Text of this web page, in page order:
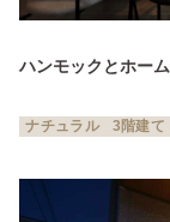
ハンモックとホー
ナチュラル 3階建て